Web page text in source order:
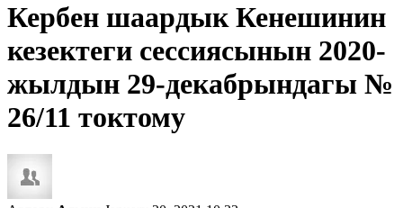
Кербен шаардык Кенешинин
кезектеги сессиясынын 2020-
жылдын 29-декабрындагы №
26/11 токтому